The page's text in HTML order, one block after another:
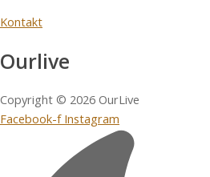
Kontakt
Ourlive
Copyright © 2026 OurLive
Facebook-f Instagram